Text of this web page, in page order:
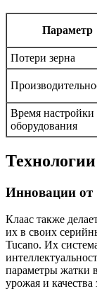
Параметр
Потери зерна
Время настройки
оборудования
Инновации от
Клаас также
их в своих
Tucano. Их
параметры жатки
урожая и качества